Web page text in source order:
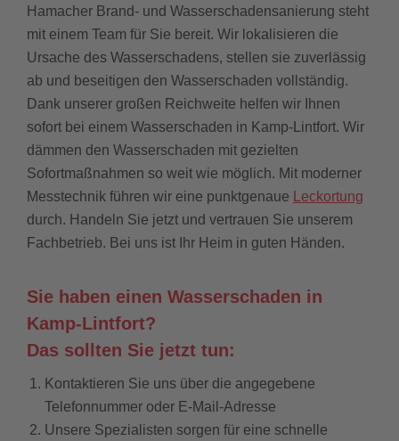
Hamacher Brand- und Wasserschadensanierung steht
mit einem Team für Sie bereit. Wir lokalisieren die
Ursache des Wasserschadens, stellen sie zuverlässig
ab und beseitigen den Wasserschaden vollständig.
Dank unserer großen Reichweite helfen wir Ihnen
sofort bei einem Wasserschaden in Kamp-Lintfort. Wir
dämmen den Wasserschaden mit gezielten
Sofortmaßnahmen so weit wie möglich. Mit moderner
Messtechnik führen wir eine punktgenaue
Leckortung
durch. Handeln Sie jetzt und vertrauen Sie unserem
Fachbetrieb. Bei uns ist Ihr Heim in guten Händen.
Sie haben einen Wasserschaden in
Kamp-Lintfort?
Das sollten Sie jetzt tun:
Kontaktieren Sie uns über die angegebene
Telefonnummer oder E-Mail-Adresse
Unsere Spezialisten sorgen für eine schnelle